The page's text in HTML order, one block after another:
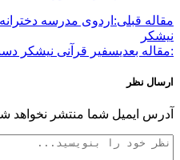
مقاله قبلی: اردوی مدرسه
نیشکر
:مقاله بعدیسفیر قرآنی نیشکر
ارسال نظر
آدرس ایمیل شما منتشر نخواهد